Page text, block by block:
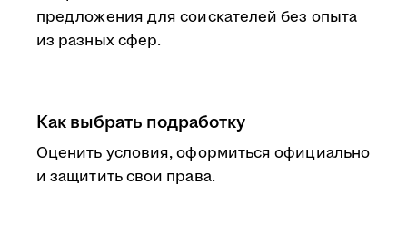
предложения для соискателей без опыта
из разных сфер.
Как выбрать подработку
Оценить условия, оформиться официально
и защитить свои права.